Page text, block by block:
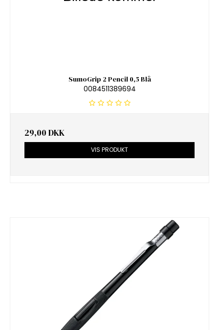
SumoGrip 2 Pencil 0,5 Blå
0084511389694
29,00 DKK
VIS PRODUKT